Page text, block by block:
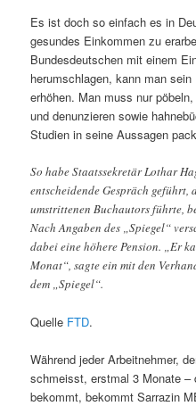
Es ist doch so einfach es in
gesundes Einkommen zu
Bundesdeutschen mit einem
herumschlagen, kann man
erhöhen. Man muss nur
und denunzieren sowie
Studien in seine Aussagen
So habe Staatssekretär Lothar
entscheidende Gespräch geführt,
umstrittenen Buchautors führte,
Nach Angaben des „Spiegel“
dabei eine höhere Pension. „Er
Monat“, sagte ein mit den
dem „Spiegel“.
Quelle FTD.
Während jeder Arbeitnehmer,
schmeisst, erstmal 3 Monate –
bekommt, bekommt Sarrazin